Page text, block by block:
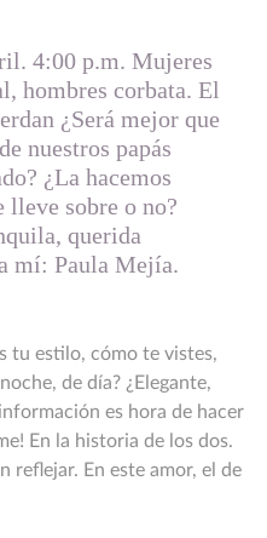
4:00 p.m. Mujeres
hombres corbata. El
¿Será mejor que
nuestros papás
¿La hacemos
lleve sobre o no?
querida
mí: Paula Mejía.
tu estilo, cómo te vistes,
de día? ¿Elegante,
es hora de hacer
En la historia de los dos.
reflejar. En este amor, el de